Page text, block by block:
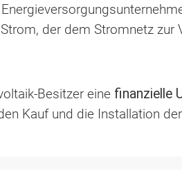
der dem Stromnetz zur
Besitzer eine finanzielle
Kauf und die Installation